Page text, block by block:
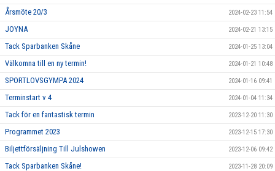
Årsmöte 20/3 2024-02-23 11:54
JOYNA 2024-02-21 13:15
Tack Sparbanken Skåne 2024-01-25 13:04
Välkomna till en ny termin! 2024-01-21 10:48
SPORTLOVSGYMPA 2024 2024-01-16 09:41
Terminstart v 4 2024-01-04 11:34
Tack för en fantastisk termin 2023-12-20 11:30
Programmet 2023 2023-12-15 17:30
Biljettförsäljning Till Julshowen 2023-12-06 09:42
Tack Sparbanken Skåne! 2023-11-28 20:09